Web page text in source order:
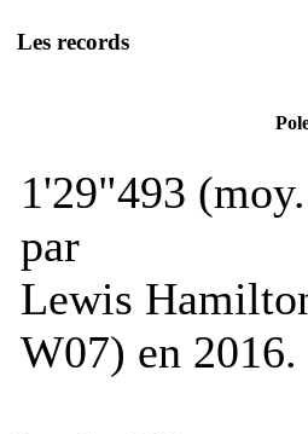
Les records
1'29"493
par
Lewis
W07) en 2016.